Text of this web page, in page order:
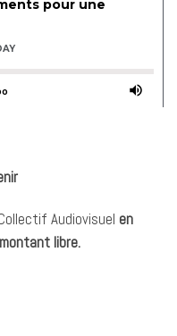
Audiovisuel en
libre.